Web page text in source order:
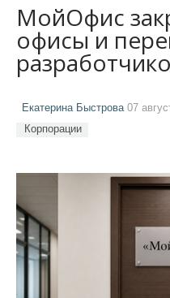
МойОфис
офисы и
Екатерина Быстрова 07
Корпорации